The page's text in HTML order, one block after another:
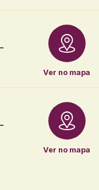
Ver no mapa
Ver no mapa